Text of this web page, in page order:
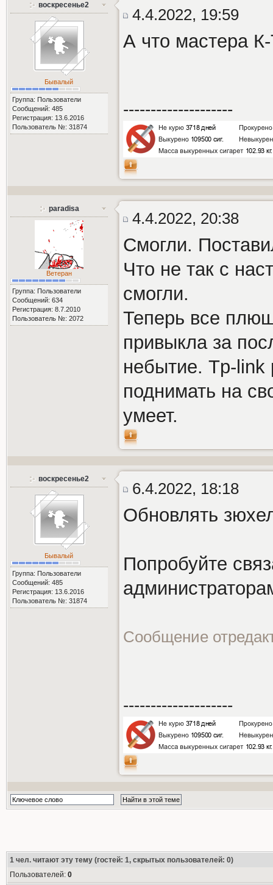
воскресенье2
Бывалый
Группа: Пользователи
Сообщений: 485
Регистрация: 13.6.2016
Пользователь №: 31874
4.4.2022, 19:59
А что мастера
--------------------
paradisa
Ветеран
Группа: Пользователи
Сообщений: 634
Регистрация: 8.7.2010
Пользователь №: 2072
4.4.2022, 20:38
Смогли.
Что не так с
смогли.
Теперь все
привыкла за
небытие. Tp-link
поднимать на
умеет.
воскресенье2
Бывалый
Группа: Пользователи
Сообщений: 485
Регистрация: 13.6.2016
Пользователь №: 31874
6.4.2022, 18:18
Обновлять
Попробуйте
Сообщение
--------------------
1чел. читают эту тему (гостей: 1, скрытых пользователей: 0)
Пользователей: 0